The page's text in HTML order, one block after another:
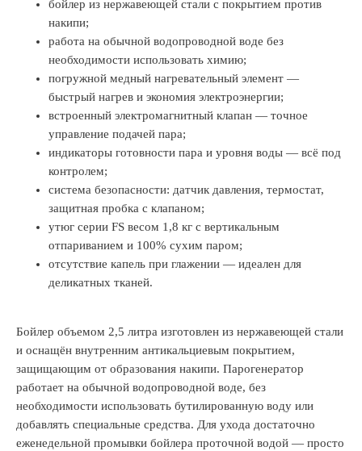
бойлер из нержавеющей стали с покрытием против
накипи;
работа на обычной водопроводной воде без
необходимости использовать химию;
погружной медный нагревательный элемент —
быстрый нагрев и экономия электроэнергии;
встроенный электромагнитный клапан — точное
управление подачей пара;
индикаторы готовности пара и уровня воды — всё под
контролем;
система безопасности: датчик давления, термостат,
защитная пробка с клапаном;
утюг серии FS весом 1,8 кг с вертикальным
отпариванием и 100% сухим паром;
отсутствие капель при глажении — идеален для
деликатных тканей.
Бойлер объемом 2,5 литра изготовлен из нержавеющей стали
и оснащён внутренним антикальциевым покрытием,
защищающим от образования накипи. Парогенератор
работает на обычной водопроводной воде, без
необходимости использовать бутилированную воду или
добавлять специальные средства. Для ухода достаточно
еженедельной промывки бойлера проточной водой — просто